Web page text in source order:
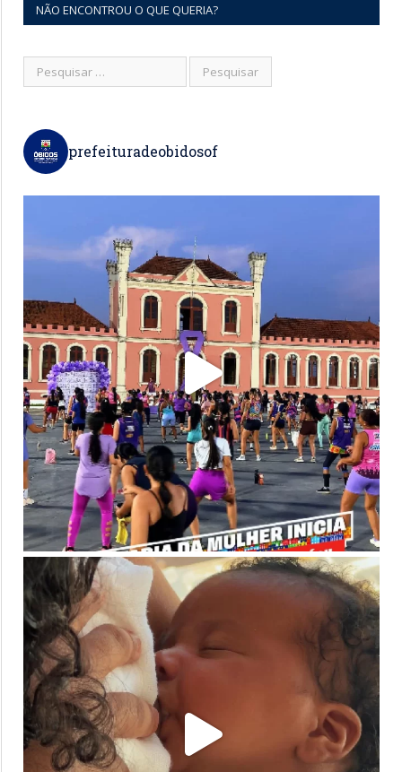
NÃO ENCONTROU O QUE QUERIA?
prefeituradeobidosof